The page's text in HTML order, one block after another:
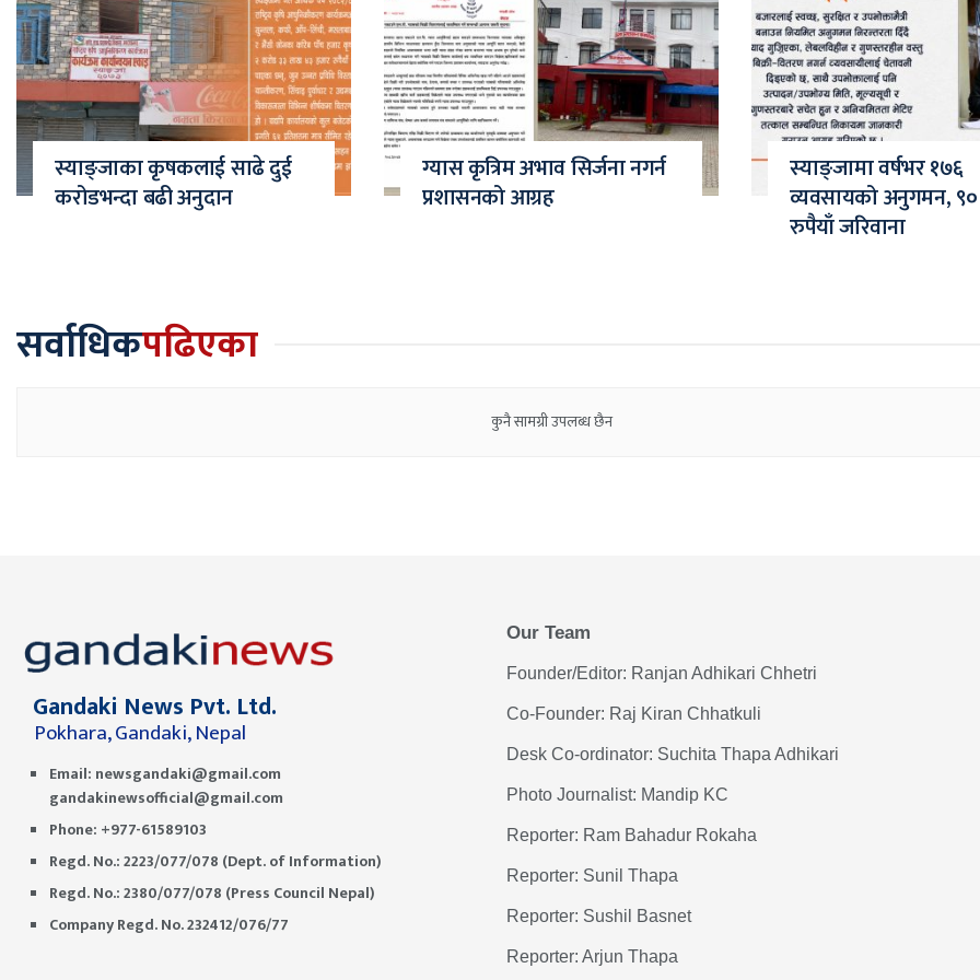
स्याङ्जाका कृषकलाई साढे दुई
करोडभन्दा बढी अनुदान
ग्यास कृत्रिम अभाव सिर्जना नगर्न
प्रशासनको आग्रह
स्याङ्जामा वर्षभर १७६
व्यवसायको अनुगमन,
रुपैयाँ जरिवाना
सर्वाधिकपढिएका
कुनै सामग्री उपलब्ध छैन
Gandaki News Pvt. Ltd.
Pokhara, Gandaki, Nepal
Email: newsgandaki@gmail.com
gandakinewsofficial@gmail.com
Phone: +977-61589103
Regd. No.: 2223/077/078 (Dept. of Information)
Regd. No.: 2380/077/078 (Press Council Nepal)
Company Regd. No. 232412/076/77
Our Team
Founder/Editor: Ranjan Adhikari Chhetri
Co-Founder: Raj Kiran Chhatkuli
Desk Co-ordinator: Suchita Thapa Adhikari
Photo Journalist: Mandip KC
Reporter: Ram Bahadur Rokaha
Reporter: Sunil Thapa
Reporter: Sushil Basnet
Reporter: Arjun Thapa